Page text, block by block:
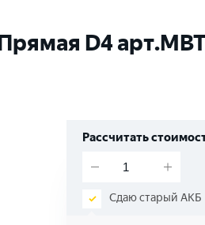
D4
Рассчитать
Сдаю старый АКБ